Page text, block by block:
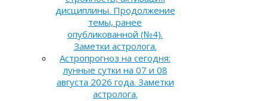
дисциплины. Продолжение
темы, ранее
опубликованной (№4).
Заметки астролога.
Астропрогноз на сегодня:
лунные сутки на 07 и 08
августа 2026 года. Заметки
астролога.